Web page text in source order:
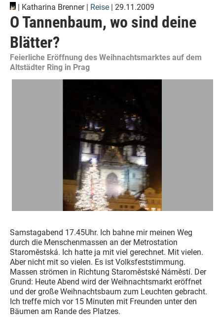
| Katharina Brenner| Reise | 29.11.2009
O Tannenbaum, wo sind deine
Blätter?
Feierliche Eröffnung des Weihnachtsmarktes auf dem
Altstädter Ring in Prag
Samstagabend 17.45Uhr. Ich bahne mir meinen Weg
durch die Menschenmassen an der Metrostation
Staroměstská. Ich hatte ja mit viel gerechnet. Mit vielen.
Aber nicht mit so vielen. Es ist Volksfeststimmung.
Massen strömen in Richtung Staroměstské Náměstí. Der
Grund: Heute Abend wird der Weihnachtsmarkt eröffnet
und der große Weihnachtsbaum zum Leuchten gebracht.
Ich treffe mich vor 15 Minuten mit Freunden unter den
Bäumen am Rande des Platzes.